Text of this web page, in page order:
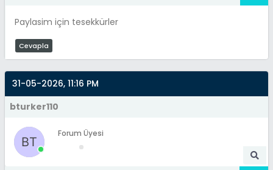
Paylasim için tesekkürler
Cevapla
31-05-2026, 11:16 PM
bturker110
Forum Üyesi